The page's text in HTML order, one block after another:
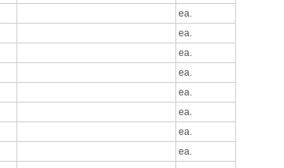
ea.
ea.
ea.
ea.
ea.
ea.
ea.
ea.